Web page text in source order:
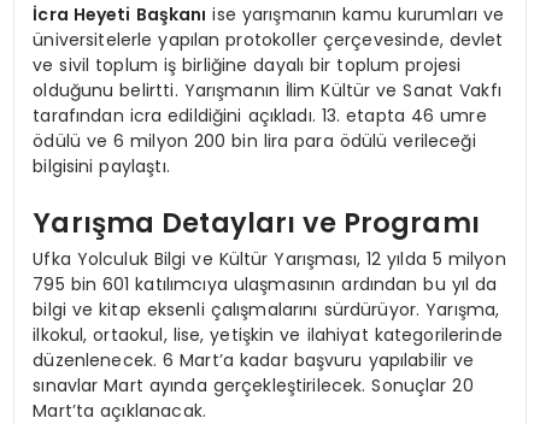
İcra Heyeti Başkanı ise yarışmanın kamu kurumları ve
üniversitelerle yapılan protokoller çerçevesinde, devlet
ve sivil toplum iş birliğine dayalı bir toplum projesi
olduğunu belirtti. Yarışmanın İlim Kültür ve Sanat Vakfı
tarafından icra edildiğini açıkladı. 13. etapta 46 umre
ödülü ve 6 milyon 200 bin lira para ödülü verileceği
bilgisini paylaştı.
Yarışma Detayları ve Programı
Ufka Yolculuk Bilgi ve Kültür Yarışması, 12 yılda 5 milyon
795 bin 601 katılımcıya ulaşmasının ardından bu yıl da
bilgi ve kitap eksenli çalışmalarını sürdürüyor. Yarışma,
ilkokul, ortaokul, lise, yetişkin ve ilahiyat kategorilerinde
düzenlenecek. 6 Mart’a kadar başvuru yapılabilir ve
sınavlar Mart ayında gerçekleştirilecek. Sonuçlar 20
Mart’ta açıklanacak.